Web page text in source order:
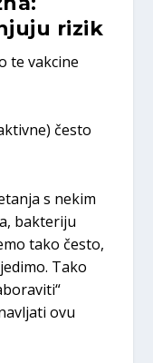
rizik
te vakcine
često
s nekim
bakteriju
tako često,
Tako
ovu